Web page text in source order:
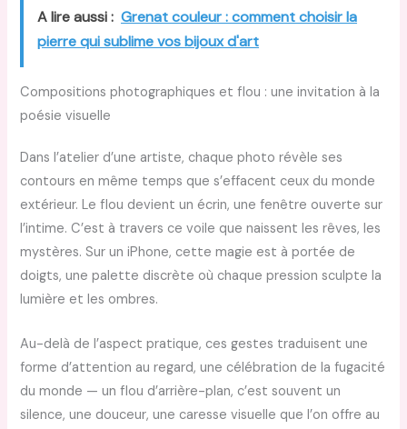
A lire aussi : Grenat couleur : comment choisir la
pierre qui sublime vos bijoux d'art
Compositions photographiques et flou : une invitation à la
poésie visuelle
Dans l’atelier d’une artiste, chaque photo révèle ses
contours en même temps que s’effacent ceux du monde
extérieur. Le flou devient un écrin, une fenêtre ouverte sur
l’intime. C’est à travers ce voile que naissent les rêves, les
mystères. Sur un iPhone, cette magie est à portée de
doigts, une palette discrète où chaque pression sculpte la
lumière et les ombres.
Au-delà de l’aspect pratique, ces gestes traduisent une
forme d’attention au regard, une célébration de la fugacité
du monde — un flou d’arrière-plan, c’est souvent un
silence, une douceur, une caresse visuelle que l’on offre au